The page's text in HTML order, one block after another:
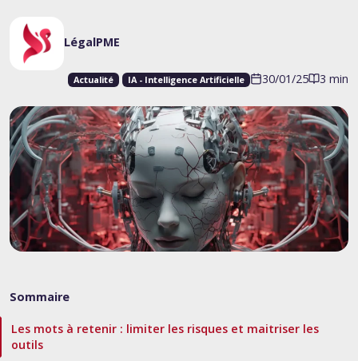
LégalPME
Actualité IA - Intelligence Artificielle 30/01/25 3 min
Sommaire
Les mots à retenir : limiter les risques et maitriser les
outils